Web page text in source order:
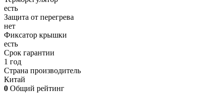
есть
Защита от перегрева
нет
Фиксатор крышки
есть
Срок гарантии
1 год
Страна производитель
Китай
0 Общий рейтинг